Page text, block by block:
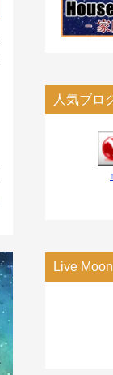
人気ブロ
Live